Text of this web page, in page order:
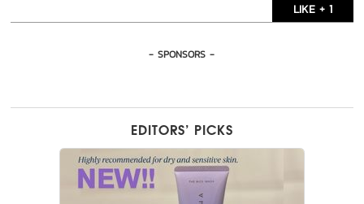
LIKE + 1
- SPONSORS -
EDITORS’ PICKS